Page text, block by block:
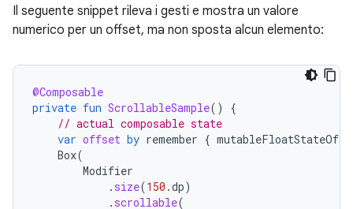
Il seguente snippet rileva i gesti e mostra un valore
numerico per un offset, ma non sposta alcun elemento:
@Composable
private fun ScrollableSample()
{
// actual composable state
var offset by remember { mutableFloatStateOf
Box(
Modifier
. size(150.dp)
. scrollable(